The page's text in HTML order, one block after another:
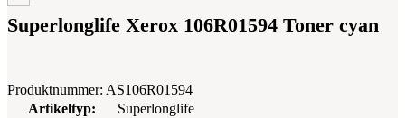
Superlonglife Xerox 106R01594 Toner cyan
Produktnummer: AS106R01594
Artikeltyp:
Superlonglife